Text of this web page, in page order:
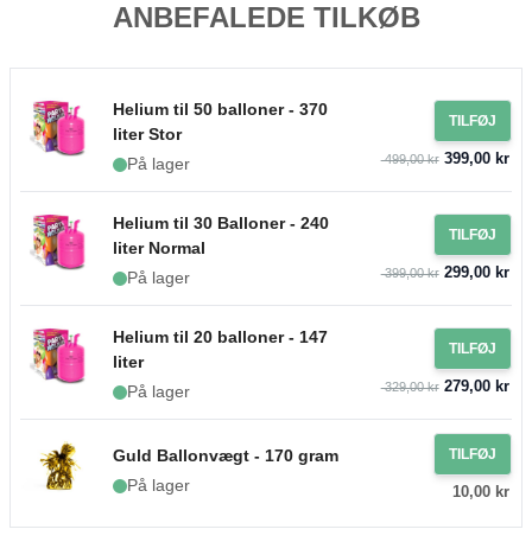
ANBEFALEDE TILKØB
Helium til 50 balloner - 370
liter Stor
På lager
TILFØJ
499,00 kr399,00 kr
Helium til 30 Balloner - 240
liter Normal
På lager
TILFØJ
399,00 kr299,00 kr
Helium til 20 balloner - 147
liter
På lager
TILFØJ
329,00 kr279,00 kr
Guld Ballonvægt - 170 gram
På lager
TILFØJ
10,00 kr